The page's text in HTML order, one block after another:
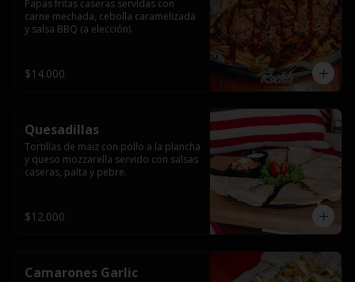
Papas fritas caseras servidas con
carne mechada, cebolla caramelizada
y salsa BBQ (a elección).
$14.000
Quesadillas
Tortillas de maiz con pollo a la plancha
y queso mozzarella servido con salsas
caseras, palta y pebre.
$12.000
Camarones Garlic